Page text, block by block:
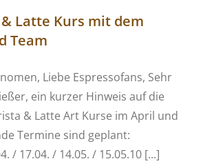
Latte Kurs mit dem
Team
Liebe Espressofans, Sehr
ein kurzer Hinweis auf die
& Latte Art Kurse im April und
Termine sind geplant:
/ 17.04. / 14.05. / 15.05.10 [...]